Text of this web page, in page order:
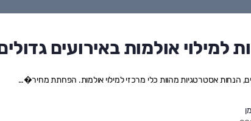
למילוי אולמות באירועים
הנחות אסטרטגיות מהוות כלי מרכזי למילוי אולמות. הפחתת מחיר�…